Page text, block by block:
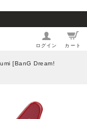
ログイン カート
[BanG Dream!